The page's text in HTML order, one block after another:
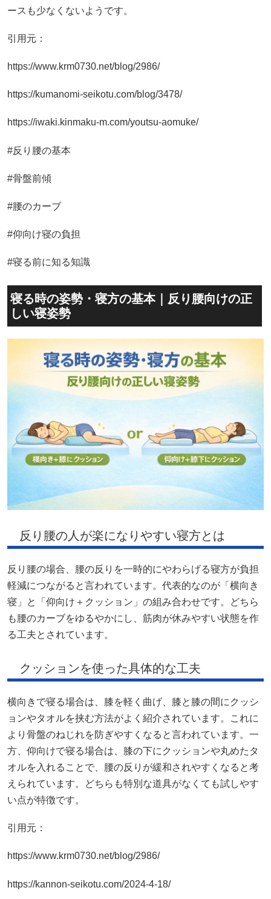
ースも少なくないようです。
引用元：
https://www.krm0730.net/blog/2986/
https://kumanomi-seikotu.com/blog/3478/
https://iwaki.kinmaku-m.com/youtsu-aomuke/
#反り腰の基本
#骨盤前傾
#腰のカーブ
#仰向け寝の負担
#寝る前に知る知識
寝る時の姿勢・寝方の基本｜反り腰向けの正
しい寝姿勢
反り腰の人が楽になりやすい寝方とは
反り腰の場合、腰の反りを一時的にやわらげる寝方が負担
軽減につながると言われています。代表的なのが「横向き
寝」と「仰向け＋クッション」の組み合わせです。どちら
も腰のカーブをゆるやかにし、筋肉が休みやすい状態を作
る工夫とされています。
クッションを使った具体的な工夫
横向きで寝る場合は、膝を軽く曲げ、膝と膝の間にクッシ
ョンやタオルを挟む方法がよく紹介されています。これに
より骨盤のねじれを防ぎやすくなると言われています。一
方、仰向けで寝る場合は、膝の下にクッションや丸めたタ
オルを入れることで、腰の反りが緩和されやすくなると考
えられています。どちらも特別な道具がなくても試しやす
い点が特徴です。
引用元：
https://www.krm0730.net/blog/2986/
https://kannon-seikotu.com/2024-4-18/